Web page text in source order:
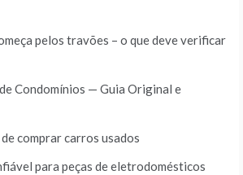
pelos travões – o que deve verificar
Condomínios — Guia Original e
comprar carros usados
para peças de eletrodomésticos